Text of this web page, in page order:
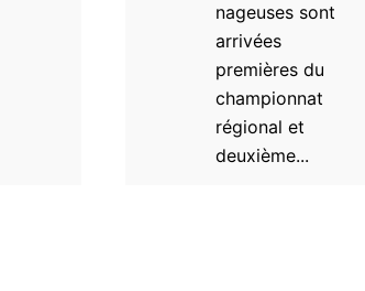
nageuses sont
arrivées
premières du
championnat
régional et
deuxième...